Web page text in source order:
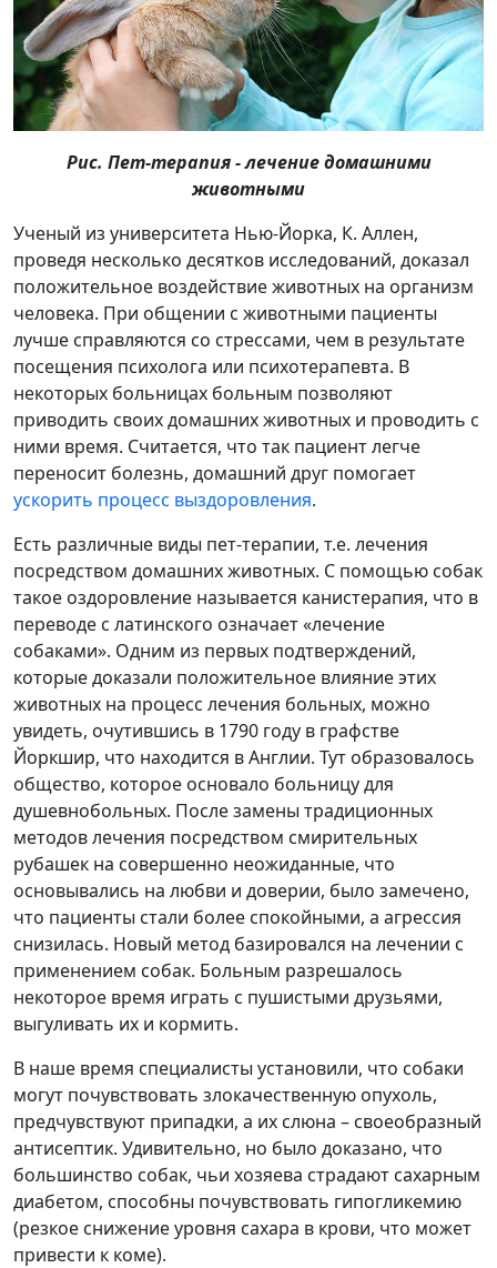
Рис. Пет-терапия - лечение домашними
животными
Ученый из университета Нью-Йорка, К. Аллен,
проведя несколько десятков исследований, доказал
положительное воздействие животных на организм
человека. При общении с животными пациенты
лучше справляются со стрессами, чем в результате
посещения психолога или психотерапевта. В
некоторых больницах больным позволяют
приводить своих домашних животных и проводить с
ними время. Считается, что так пациент легче
переносит болезнь, домашний друг помогает
ускорить процесс выздоровления.
Есть различные виды пет-терапии, т.е. лечения
посредством домашних животных. С помощью собак
такое оздоровление называется канистерапия, что в
переводе с латинского означает «лечение
собаками». Одним из первых подтверждений,
которые доказали положительное влияние этих
животных на процесс лечения больных, можно
увидеть, очутившись в 1790 году в графстве
Йоркшир, что находится в Англии. Тут образовалось
общество, которое основало больницу для
душевнобольных. После замены традиционных
методов лечения посредством смирительных
рубашек на совершенно неожиданные, что
основывались на любви и доверии, было замечено,
что пациенты стали более спокойными, а агрессия
снизилась. Новый метод базировался на лечении с
применением собак. Больным разрешалось
некоторое время играть с пушистыми друзьями,
выгуливать их и кормить.
В наше время специалисты установили, что собаки
могут почувствовать злокачественную опухоль,
предчувствуют припадки, а их слюна – своеобразный
антисептик. Удивительно, но было доказано, что
большинство собак, чьи хозяева страдают сахарным
диабетом, способны почувствовать гипогликемию
(резкое снижение уровня сахара в крови, что может
привести к коме).